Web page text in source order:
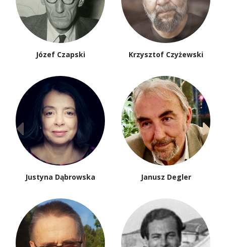
Józef Czapski Krzysztof Czyżewski
Justyna Dąbrowska Janusz Degler